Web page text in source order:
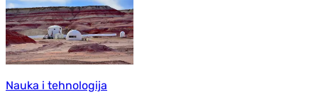
Nauka i tehnologija